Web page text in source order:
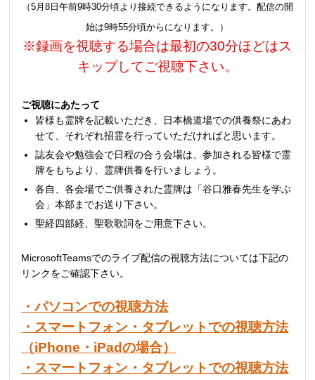
（5月8日午前9時30分頃より接続できるようになります。配信の開
始は9時55分頃からになります。）
※録画を視聴する場合は最初の30分ほどはス
キップしてご視聴下さい。
ご視聴にあたって
皆様も霊牌を記載いただき、日本橋道場での供養祭にあわ
せて、それぞれ招霊を行っていただければと思います。
誌友会や勉強会で日程の合う会場は、参加される皆様で霊
牌をもちより、霊牌供養を行いましょう。
各自、各会場でご供養された霊牌は「谷口雅春先生を学ぶ
会」本部までお送り下さい。
聖経四部経、聖歌歌詞をご用意下さい。
MicrosoftTeamsでのライブ配信の視聴方法については下記の
リンクをご確認下さい。
・パソコンでの視聴方法
・スマートフォン・タブレットでの視聴方法
（iPhone・iPadの場合）
・スマートフォン・タブレットでの視聴方法